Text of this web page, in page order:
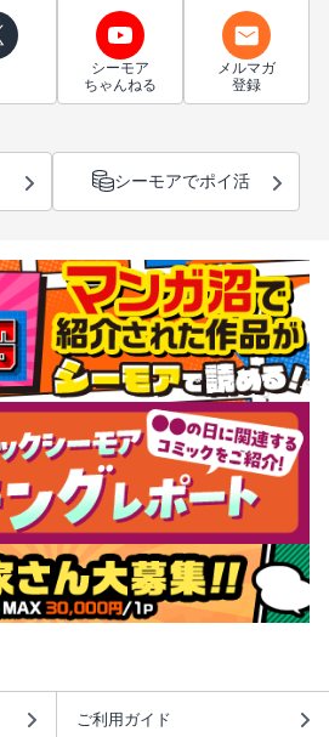
シーモア
ちゃんねる
メルマガ
登録
シーモアでポイ活
ご利用ガイド